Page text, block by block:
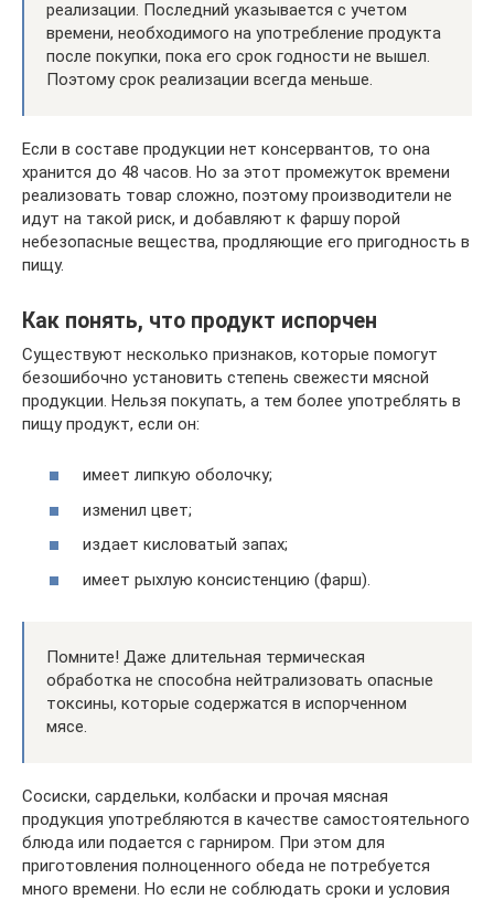
реализации. Последний указывается с учетом
времени, необходимого на употребление продукта
после покупки, пока его срок годности не вышел.
Поэтому срок реализации всегда меньше.
Если в составе продукции нет консервантов, то она
хранится до 48 часов. Но за этот промежуток времени
реализовать товар сложно, поэтому производители не
идут на такой риск, и добавляют к фаршу порой
небезопасные вещества, продляющие его пригодность в
пищу.
Как понять, что продукт испорчен
Существуют несколько признаков, которые помогут
безошибочно установить степень свежести мясной
продукции. Нельзя покупать, а тем более употреблять в
пищу продукт, если он:
имеет липкую оболочку;
изменил цвет;
издает кисловатый запах;
имеет рыхлую консистенцию (фарш).
Помните! Даже длительная термическая
обработка не способна нейтрализовать опасные
токсины, которые содержатся в испорченном
мясе.
Сосиски, сардельки, колбаски и прочая мясная
продукция употребляются в качестве самостоятельного
блюда или подается с гарниром. При этом для
приготовления полноценного обеда не потребуется
много времени. Но если не соблюдать сроки и условия